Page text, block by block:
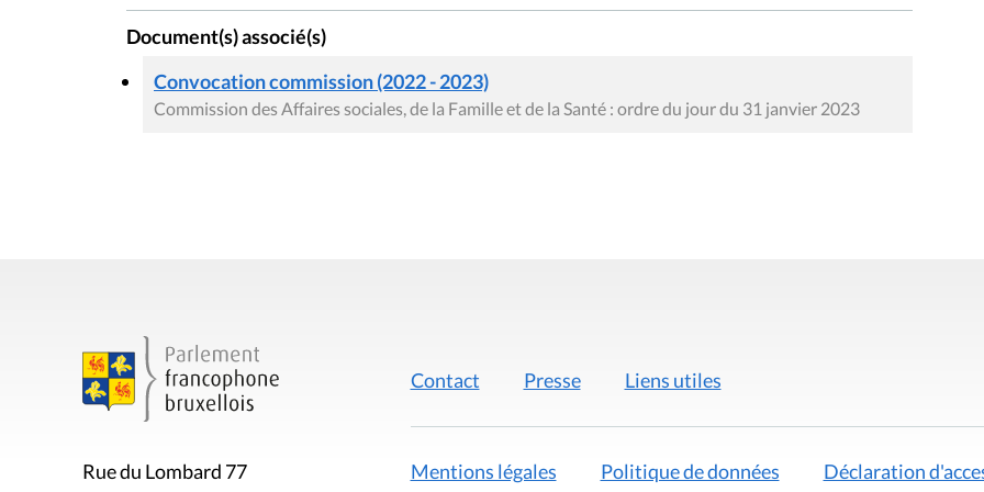
Document(s) associé(s)
Convocation commission (2022 - 2023)
Commission des Affaires sociales, de la Famille et de la Santé : ordre du jour du 31 janvier 2023
Rue du Lombard 77
Contact Presse Liens utiles
Mentions légales Politique de données Déclaration